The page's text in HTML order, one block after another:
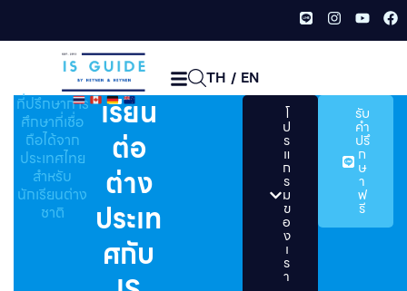
TH / EN
ที่ปรึกษาการ
ศึกษาที่เชื่อ
ถือได้จาก
ประเทศไทย
สำหรับ
นักเรียนต่าง
ชาติ
เรียน
ต่อ
ต่าง
ประเท
ศกับ
โ
ป
ร
แ
ก
ร
ม
ข
อ
ง
เ
ร
า
รับ
คำ
ปรึ
ก
ษ
า
ฟ
รี